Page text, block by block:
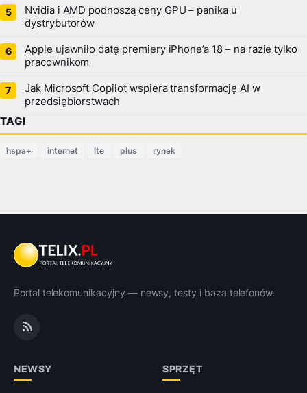
Nvidia i AMD podnoszą ceny GPU – panika u
dystrybutorów
Apple ujawniło datę premiery iPhone’a 18 – na razie tylko
pracownikom
Jak Microsoft Copilot wspiera transformację AI w
przedsiębiorstwach
TAGI
hspa+ internet lte plus rynek
Portal telekomunikacyjny — newsy, testy i baza telefonów.
NEWSY SPRZĘT